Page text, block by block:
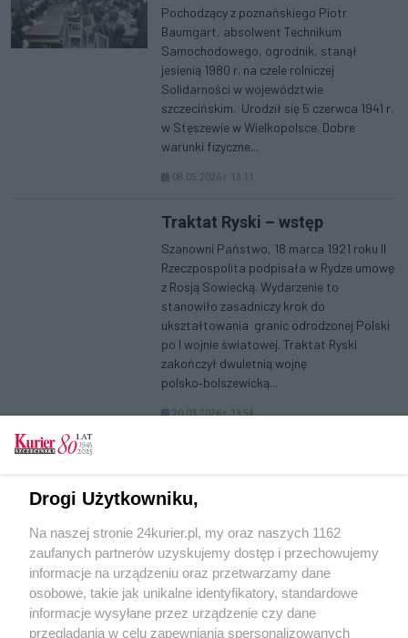
Pochodzący z poznańskiego Piotr
Baumgart, absolwent Technikum
Samochodowego, ogrodnik, stanął
jesienią 1980 r. na czele rolniczej
Solidarności w województwie
szczecińskim. Urodził się 5 czerwca 1941 r.
w Stęszewie w Wielkopolsce. Dobre
warunki fizyczne...
08.05.2026 r. 13:11
Traktat Ryski – wstęp
Szanowni Państwo, 18 marca 1921 roku II
Rzeczpospolita podpisała w Rydze umowę
z Rosją Sowiecką. Wydarzenie to
stanowiło zasadniczy krok do
ukształtowania granic odrodzonej Polski
po I wojnie światowej. Traktat Ryski
zakończył dwuletnią wojnę
polsko‑bolszewicką...
20.03.2026 r. 13:54
Drogi Użytkowniku,
Na naszej stronie 24kurier.pl, my oraz naszych 1162
zaufanych partnerów uzyskujemy dostęp i przechowujemy
informacje na urządzeniu oraz przetwarzamy dane
osobowe, takie jak unikalne identyfikatory, standardowe
informacje wysyłane przez urządzenie czy dane
przeglądania w celu zapewniania spersonalizowanych